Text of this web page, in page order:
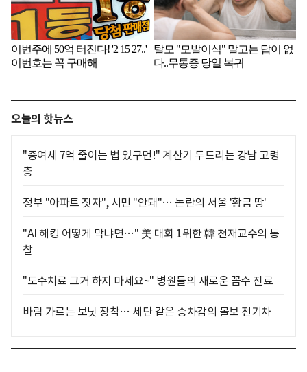
오늘의 핫뉴스
"증여세 7억 줄이는 법 있구먼!" 계산기 두드리는 강남 고령
층
정부 "아파트 짓자", 시민 "안돼"… 논란의 서울 '황금 땅'
"AI 해킹 어떻게 막냐면…" 美 대회 1위한 韓 천재교수의 통
찰
"도수치료 그거 하지 마세요~" 병원들의 새로운 꼼수 진료
바람 가르는 보닛 장착… 세단 같은 승차감의 볼보 전기차